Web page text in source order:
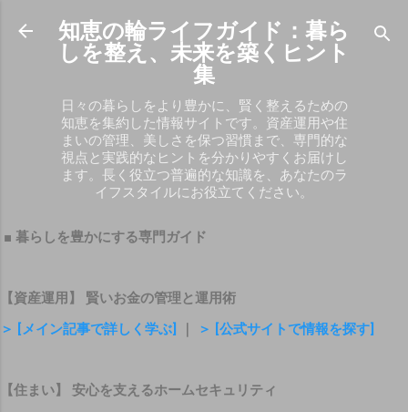
スキップしてメイン コンテンツに移動
知恵の輪ライフガイド：暮ら
しを整え、未来を築くヒント
集
日々の暮らしをより豊かに、賢く整えるための
知恵を集約した情報サイトです。資産運用や住
まいの管理、美しさを保つ習慣まで、専門的な
視点と実践的なヒントを分かりやすくお届けし
ます。長く役立つ普遍的な知識を、あなたのラ
イフスタイルにお役立てください。
■ 暮らしを豊かにする専門ガイド
【資産運用】 賢いお金の管理と運用術
＞ [メイン記事で詳しく学ぶ]
＞ [公式サイトで情報を探す]
【住まい】 安心を支えるホームセキュリティ